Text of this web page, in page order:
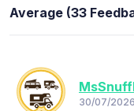
Average (33
30/07/2026